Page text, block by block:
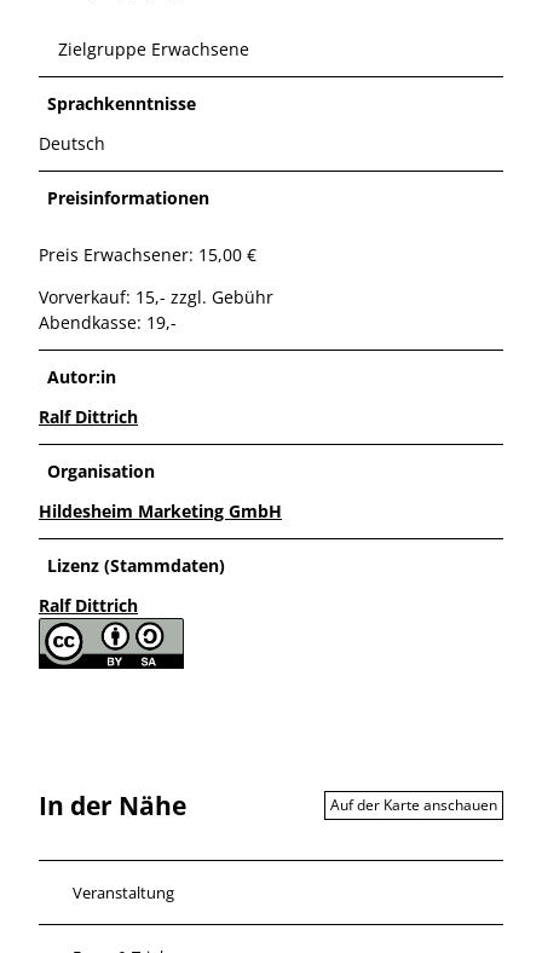
Zielgruppe Erwachsene
Sprachkenntnisse
Deutsch
Preisinformationen
Preis Erwachsener: 15,00 €
Vorverkauf: 15,- zzgl. Gebühr
Abendkasse: 19,-
Autor:in
Ralf Dittrich
Organisation
Hildesheim Marketing GmbH
Lizenz (Stammdaten)
Ralf Dittrich
In der Nähe Auf der Karte anschauen
Veranstaltung